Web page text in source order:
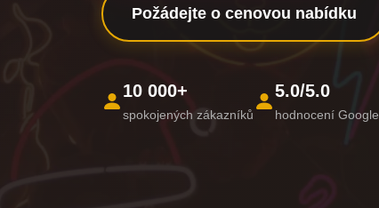
Požádejte o cenovou nabídku
10 000+
spokojených zákazníků
5.0/5.0
hodnocení Google